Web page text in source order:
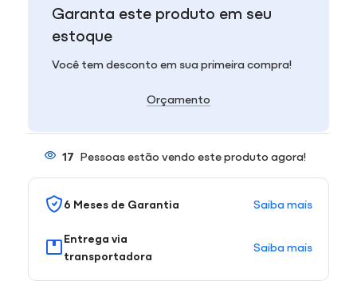
Garanta este produto em seu
estoque
Você tem desconto em sua primeira compra!
Orçamento
17 Pessoas estão vendo este produto agora!
6 Meses de Garantia Saiba mais
Entrega via
transportadora
Saiba mais